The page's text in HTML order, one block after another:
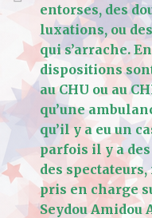
entorses, des
luxations, ou
qui s’arrache.
dispositions
au CHU ou au
qu’une
qu’il y a eu un
parfois il y a
des
pris en charge
Seydou Amidou